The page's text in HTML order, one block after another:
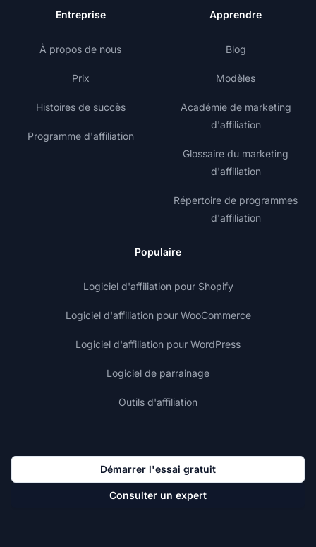
Entreprise
À propos de nous
Prix
Histoires de succès
Programme d'affiliation
Apprendre
Blog
Modèles
Académie de marketing
d'affiliation
Glossaire du marketing
d'affiliation
Répertoire de programmes
d'affiliation
Populaire
Logiciel d'affiliation pour Shopify
Logiciel d'affiliation pour WooCommerce
Logiciel d'affiliation pour WordPress
Logiciel de parrainage
Outils d'affiliation
Démarrer l'essai gratuit
Consulter un expert